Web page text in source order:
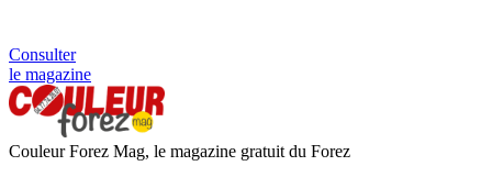
Consulter
le magazine
Couleur Forez Mag, le magazine gratuit du Forez